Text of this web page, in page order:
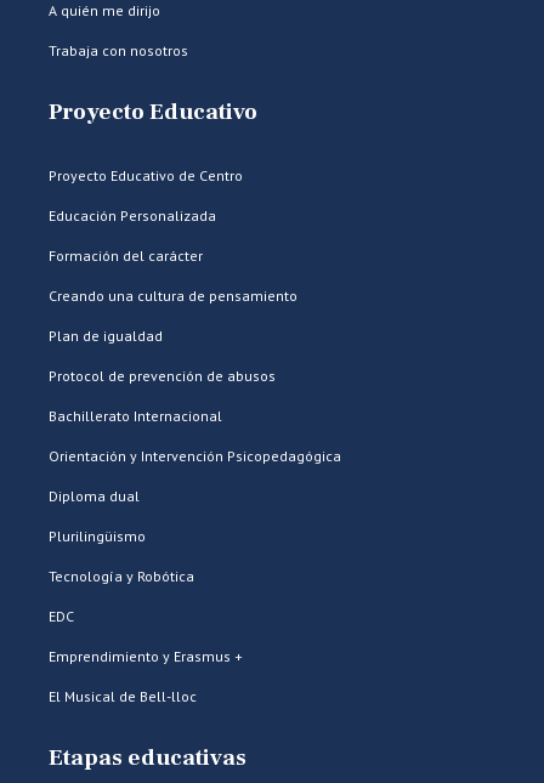
A quién me dirijo
Trabaja con nosotros
Proyecto Educativo
Proyecto Educativo de Centro
Educación Personalizada
Formación del carácter
Creando una cultura de pensamiento
Plan de igualdad
Protocol de prevención de abusos
Bachillerato Internacional
Orientación y Intervención Psicopedagógica
Diploma dual
Plurilingüismo
Tecnología y Robótica
EDC
Emprendimiento y Erasmus +
El Musical de Bell-lloc
Etapas educativas